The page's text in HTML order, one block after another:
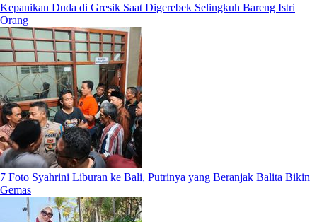
Kepanikan Duda di Gresik Saat Digerebek Selingkuh Bareng Istri
Orang
7 Foto Syahrini Liburan ke Bali, Putrinya yang Beranjak Balita Bikin
Gemas